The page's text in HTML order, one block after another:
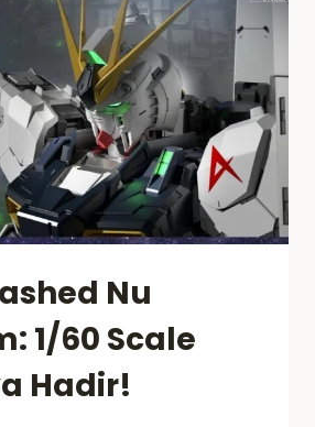
Nu
1/60 Scale
Hadir!